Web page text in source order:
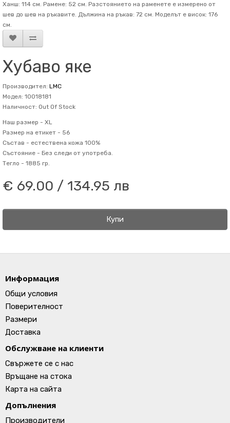
Ханш: 114 см. Рамене: 52 см. Разстоянието на раменете е измерено от
шев до шев на ръкавите. Дължина на ръкав: 72 см. Mоделът е висок: 176
см.
Хубаво яке
Производител: LMC
Модел: 10018181
Наличност: Out Of Stock
Наш размер - XL
Размер на етикет - 56
Състав - естествена кожа 100%
Състояние - Без следи от употреба.
Тегло - 1885 гр.
€ 69.00 / 134.95 лв
Купи
Информация
Общи условия
Поверителност
Размери
Доставка
Обслужване на клиенти
Свържете се с нас
Връщане на стока
Карта на сайта
Допълнения
Производители